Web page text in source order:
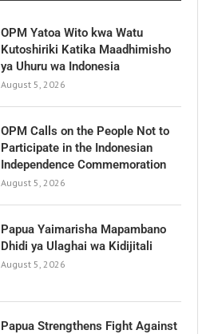
OPM Yatoa Wito kwa Watu
Kutoshiriki Katika Maadhimisho
ya Uhuru wa Indonesia
August 5, 2026
OPM Calls on the People Not to
Participate in the Indonesian
Independence Commemoration
August 5, 2026
Papua Yaimarisha Mapambano
Dhidi ya Ulaghai wa Kidijitali
August 5, 2026
Papua Strengthens Fight Against